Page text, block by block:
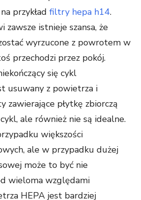
przykład filtry hepa h14.
zawsze istnieje szansa, że
wyrzucone z powrotem w
przechodzi przez pokój.
się cykl
usuwany z powietrza i
zawierające płytkę zbiorczą
ale również nie są idealne.
większości
ale w przypadku dużej
może to być nie
wieloma względami
HEPA jest bardziej